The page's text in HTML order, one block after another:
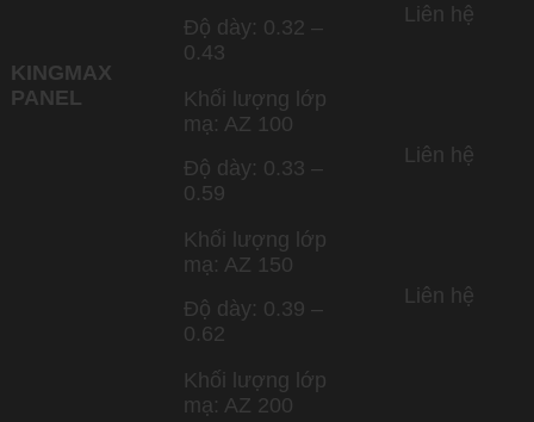
KINGMAX
PANEL
Độ dày: 0.32 –
0.43
Liên hệ
Khối lượng lớp
mạ: AZ 100
Độ dày: 0.33 –
0.59
Liên hệ
Khối lượng lớp
mạ: AZ 150
Độ dày: 0.39 –
0.62
Liên hệ
Khối lượng lớp
mạ: AZ 200